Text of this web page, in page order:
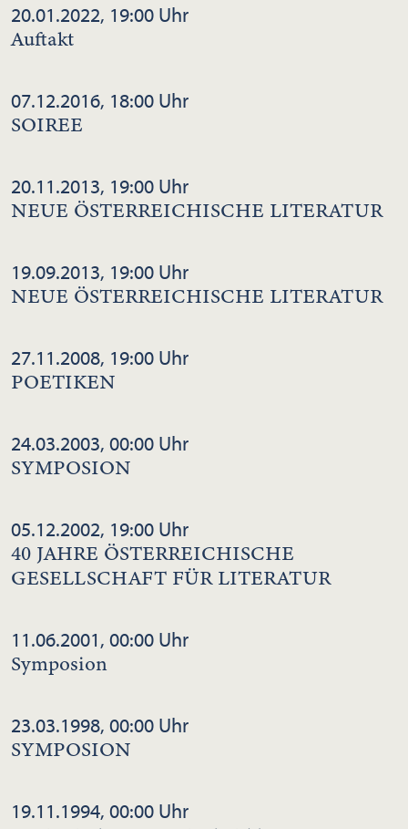
20.01.2022, 19:00 Uhr
Auftakt
07.12.2016, 18:00 Uhr
SOIREE
20.11.2013, 19:00 Uhr
NEUE ÖSTERREICHISCHE LITERATUR
19.09.2013, 19:00 Uhr
NEUE ÖSTERREICHISCHE LITERATUR
27.11.2008, 19:00 Uhr
POETIKEN
24.03.2003, 00:00 Uhr
SYMPOSION
05.12.2002, 19:00 Uhr
40 JAHRE ÖSTERREICHISCHE
GESELLSCHAFT FÜR LITERATUR
11.06.2001, 00:00 Uhr
Symposion
23.03.1998, 00:00 Uhr
SYMPOSION
19.11.1994, 00:00 Uhr